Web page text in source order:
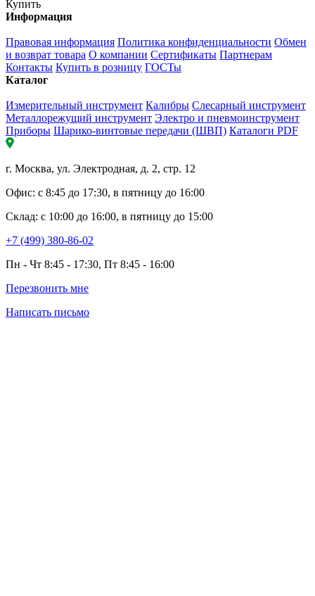
Купить
Информация
Правовая информация Политика конфиденциальности Обмен
и возврат товара О компании Сертификаты Партнерам
Контакты Купить в розницу ГОСТы
Каталог
Измерительный инструмент Калибры Слесарный инструмент
Металлорежущий инструмент Электро и пневмоинструмент
Приборы Шарико-винтовые передачи (ШВП) Каталоги PDF
г. Москва, ул. Электродная, д. 2, стр. 12
Офис: с 8:45 до 17:30, в пятницу до 16:00
Склад: с 10:00 до 16:00, в пятницу до 15:00
+7 (499) 380-86-02
Пн - Чт 8:45 - 17:30, Пт 8:45 - 16:00
Перезвонить мне
Написать письмо